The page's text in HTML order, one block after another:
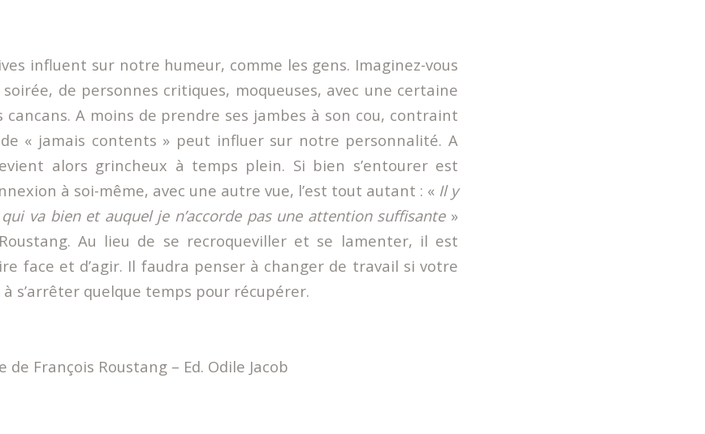
influent sur notre humeur, comme les gens. Imaginez-vous
de personnes critiques, moqueuses, avec une certaine
A moins de prendre ses jambes à son cou, contraint
« jamais contents » peut influer sur notre personnalité. A
alors grincheux à temps plein. Si bien s’entourer est
à soi-même, avec une autre vue, l’est tout autant : « Il y
va bien et auquel je n’accorde pas une attention suffisante »
Au lieu de se recroqueviller et se lamenter, il est
face et d’agir. Il faudra penser à changer de travail si votre
s’arrêter quelque temps pour récupérer.
François Roustang – Ed. Odile Jacob